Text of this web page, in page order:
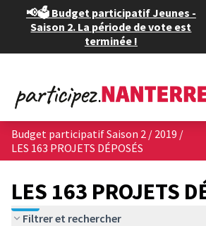
📢🗳️ Budget participatif Jeunes -
Saison 2. La période de vote est
terminée !
Budget participatif Saison 2 / 2019 /
LES 163 PROJETS DÉPOSÉS
LES 163 PROJETS
Filtrer et rechercher